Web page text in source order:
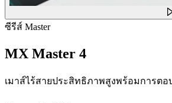
ซีรีส์ Master
MX Master 4
เมาส์ไร้สายประสิทธิภาพสูงพร้อมการต